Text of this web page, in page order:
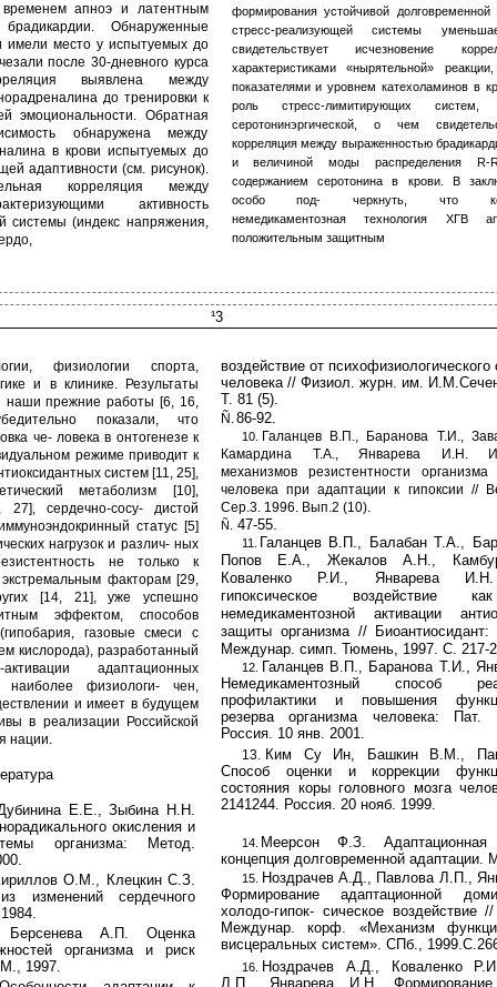
апноэ и латентным
Обнаруженные
имели место у испытуемых до
после 30-дневного курса
выявлена между
до тренировки к
эмоциональности. Обратная
обнаружена между
в крови испытуемых до
адаптивности (см. рисунок).
корреляция между
активность
системы (индекс напряжения,
формирования устойчивой долговременной
стресс-реализующей системы
свидетельствует исчезновение
характеристиками «нырятельной»
показателями и уровнем катехоламинов в
роль стресс-лимитирующих
серотонинэргической, о чем
корреляция между выраженностью
и величиной моды распределения R-
содержанием серотонина в крови. В
особо под- черкнуть, что
немедикаментозная технология ХГВ
положительным защитным
¹3
физиологии спорта,
и в клинике. Результаты
наши прежние работы [6, 16,
показали, что
че- ловека в онтогенезе к
режиме приводит к
систем [11, 25],
метаболизм [10],
27], сердечно-сосу- дистой
статус [5]
нагрузок и различ- ных
не только к
факторам [29,
[14, 21], уже успешно
эффектом, способов
газовые смеси с
кислорода), разработанный
адаптационных
наиболее физиологи- чен,
и имеет в будущем
в реализации Российской
нации.
Е.Е., Зыбина Н.Н.
окисления и
организма: Метод.
О.М., Клецкин С.З.
изменений сердечного
А.П. Оценка
организма и риск
М., 1997.
воздействие от психофизиологического
человека // Физиол. журн. им.
Т. 81 (5).
Ñ.86-92.
10.
Галанцев В.П., Баранова Т.И.,
Камардина Т.А., Январева И.Н.
механизмов резистентности
человека при адаптации к гипоксии //
Сер.3. 1996. Вып.2 (10).
Ñ. 47-55.
11.
Галанцев В.П., Балабан Т.А.,
Попов Е.А., Жекалов А.Н.,
Коваленко Р.И., Январева
гипоксическое воздействие
немедикаментозной активации
защиты организма //
Междунар. симп. Тюмень, 1997. С. 217-
12.
Галанцев В.П., Баранова Т.И.,
Немедикаментозный способ
профилактики и повышения
резерва организма человека: Пат.
Россия. 10 янв. 2001.
13. Ким Су Ин, Башкин В.М.,
Способ оценки и коррекции
состояния коры головного мозга
2141244. Россия. 20 нояб. 1999.
14. Меерсон Ф.З. Адаптационная
концепция долговременной адаптации.
15.
Ноздрачев А.Д., Павлова Л.П.,
Формирование адаптационной
холодо-гипок- сическое воздействие
Междунар. корф. «Механизм
висцеральных систем». СПб.,
16.
Ноздрачев А.Д., Коваленко
Л.П., Январева И.Н. Формирование